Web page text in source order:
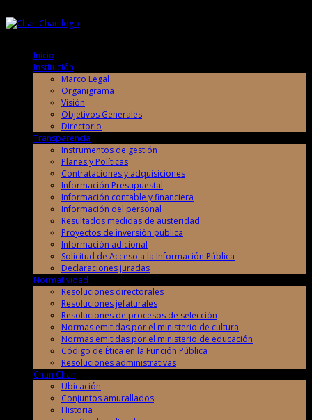
Inicio
Institución
Marco Legal
Organigrama
Visión
Objetivos Generales
Directorio
Transparencia
Instrumentos de gestión
Planes y Políticas
Contrataciones y adquisiciones
Información Presupuestal
Información contable y financiera
Información del personal
Resultados medidas de austeridad
Proyectos de inversión pública
Información adicional
Solicitud de Acceso a la Información Pública
Declaraciones juradas
Normatividad
Resoluciones directorales
Resoluciones jefaturales
Resoluciones de procesos de selección
Normas emitidas por el ministerio de cultura
Normas emitidas por el ministerio de educación
Código de Ética en la Función Pública
Resoluciones administrativas
Chan Chan
Ubicación
Conjuntos amurallados
Historia